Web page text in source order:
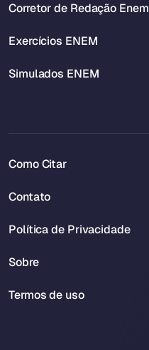
Corretor de Redação Enem
Exercícios ENEM
Simulados ENEM
Como Citar
Contato
Política de Privacidade
Sobre
Termos de uso